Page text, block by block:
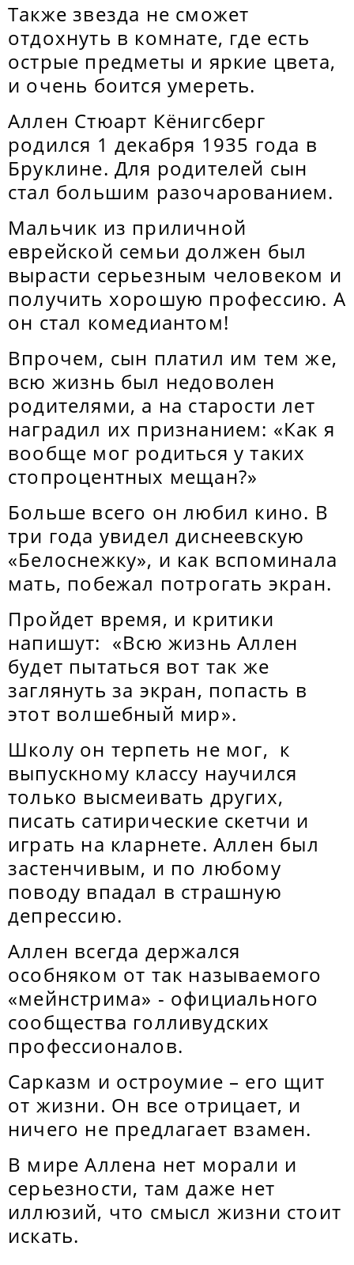
Также звезда не сможет
отдохнуть в комнате, где есть
острые предметы и яркие цвета,
и очень боится умереть.
Аллен Стюарт Кёнигсберг
родился 1 декабря 1935 года в
Бруклине. Для родителей сын
стал большим разочарованием.
Мальчик из приличной
еврейской семьи должен был
вырасти серьезным человеком и
получить хорошую профессию. А
он стал комедиантом!
Впрочем, сын платил им тем же,
всю жизнь был недоволен
родителями, а на старости лет
наградил их признанием: «Как я
вообще мог родиться у таких
стопроцентных мещан?»
Больше всего он любил кино. В
три года увидел диснеевскую
«Белоснежку», и как вспоминала
мать, побежал потрогать экран.
Пройдет время, и критики
напишут: «Всю жизнь Аллен
будет пытаться вот так же
заглянуть за экран, попасть в
этот волшебный мир».
Школу он терпеть не мог, к
выпускному классу научился
только высмеивать других,
писать сатирические скетчи и
играть на кларнете. Аллен был
застенчивым, и по любому
поводу впадал в страшную
депрессию.
Аллен всегда держался
особняком от так называемого
«мейнстрима» - официального
сообщества голливудских
профессионалов.
Сарказм и остроумие – его щит
от жизни. Он все отрицает, и
ничего не предлагает взамен.
В мире Аллена нет морали и
серьезности, там даже нет
иллюзий, что смысл жизни стоит
искать.